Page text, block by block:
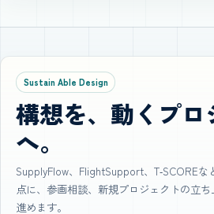
Sustain Able Design
構想を、動くプロ
へ。
SupplyFlow、FlightSupport、T‑SCORE
点に、参画相談、新規プロジェクトの立
進めます。